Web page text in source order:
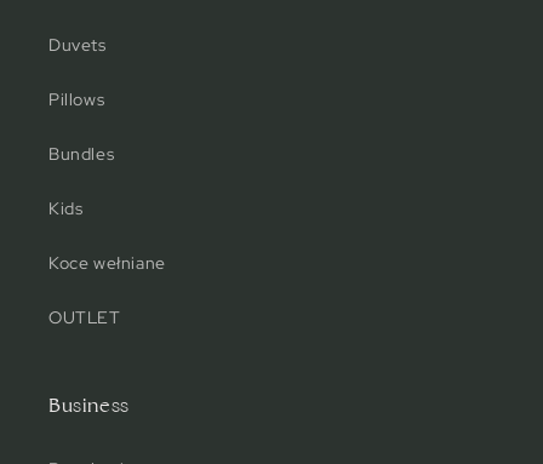
Duvets
Pillows
Bundles
Kids
Koce wełniane
OUTLET
Business